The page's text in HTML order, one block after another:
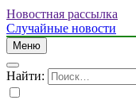
Новостная рассылка
Случайные новости
Меню
Найти: